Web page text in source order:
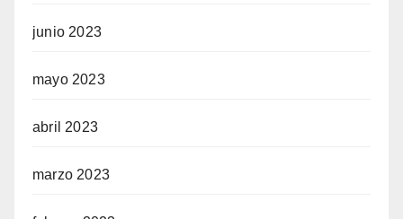
junio 2023
mayo 2023
abril 2023
marzo 2023